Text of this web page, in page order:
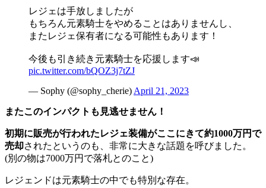
レジェは手放しましたが
もちろん元素騎士をやめることはありませんし、
またレジェ保有者になる可能性もあります！
今後も引き続き元素騎士を応援します📣
pic.twitter.com/bQOZ3j7tZJ
— Sophy (@sophy_cherie) April 21, 2023
またこのインパクトも見逃せません！
初期に販売が行われたレジェ装備がここにきて約1000万円で
売却されたというのも、非常に大きな話題を呼びました。
(別の物は7000万円で落札とのこと)
レジェンドは元素騎士の中でも特別な存在。